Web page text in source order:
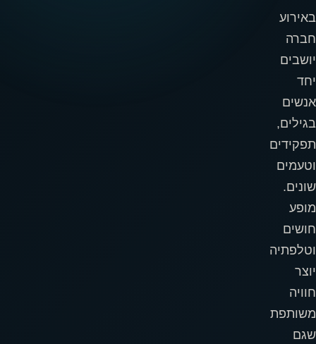
באירוע
חברה
יושבים
יחד
אנשים
בגילים,
תפקידים
וטעמים
שונים.
מופע
חושים
וטלפתיה
יוצר
חוויה
משותפת
שגם